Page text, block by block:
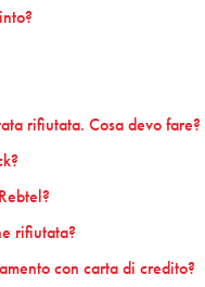
rifiutata. Cosa devo fare?
rifiutata?
con carta di credito?